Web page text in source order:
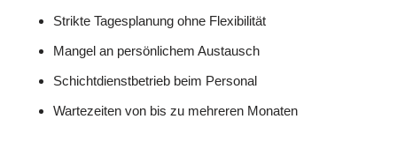
Strikte Tagesplanung ohne Flexibilität
Mangel an persönlichem Austausch
Schichtdienstbetrieb beim Personal
Wartezeiten von bis zu mehreren Monaten